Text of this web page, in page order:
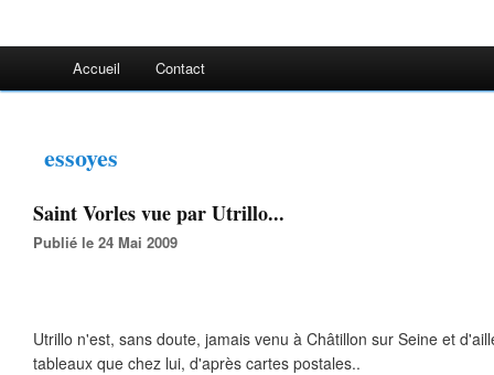
Accueil Contact
essoyes
Saint Vorles vue par Utrillo...
Publié le 24 Mai 2009
Utrillo n'est, sans doute, jamais venu à Châtillon sur Seine et
tableaux que chez lui, d'après cartes postales..